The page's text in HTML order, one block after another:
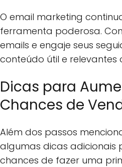
O email marketing
ferramenta poderosa.
emails e engaje seus
conteúdo útil e relevantes
Dicas para
Chances de
Além dos passos
algumas dicas adicionais
chances de fazer uma